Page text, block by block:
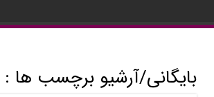
بایگانی/آرشیو برچسب ها :